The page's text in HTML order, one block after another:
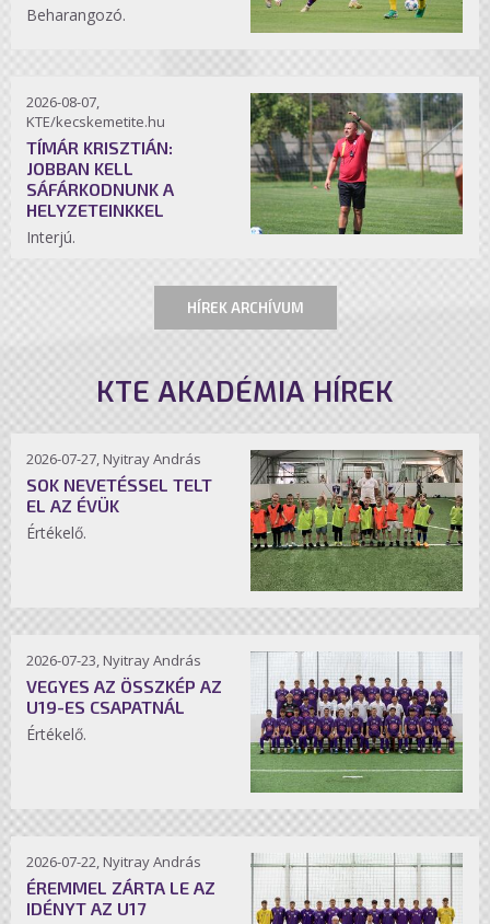
Beharangozó.
2026-08-07,
KTE/kecskemetite.hu
TÍMÁR KRISZTIÁN:
JOBBAN KELL
SÁFÁRKODNUNK A
HELYZETEINKKEL
Interjú.
HÍREK ARCHÍVUM
KTE AKADÉMIA HÍREK
2026-07-27, Nyitray András
SOK NEVETÉSSEL TELT
EL AZ ÉVÜK
Értékelő.
2026-07-23, Nyitray András
VEGYES AZ ÖSSZKÉP AZ
U19-ES CSAPATNÁL
Értékelő.
2026-07-22, Nyitray András
ÉREMMEL ZÁRTA LE AZ
IDÉNYT AZ U17